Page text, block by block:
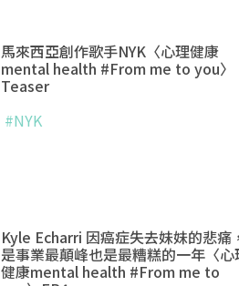
馬來西亞創作歌手NYK〈心理健康
mental health #From me to you〉
Teaser
#NYK
Kyle Echarri 因癌症失去妹妹的悲痛，
是事業最顛峰也是最糟糕的一年〈心
健康mental health #From me to